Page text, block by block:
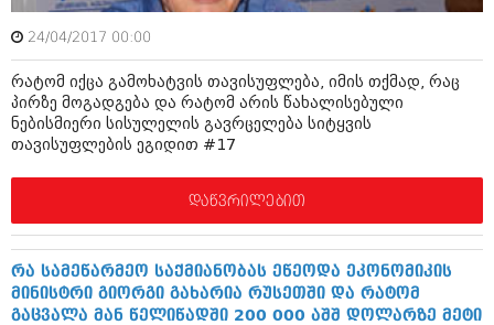
ოქტომბერი 2009 (382)
თებერვალი 0216 (1)
დეკემბერი 0215 (1)
ოქტომბერი 0215 (1)
აგვისტო 0215 (2)
აგვისტო 0212 (1)
ივნისი 0212 (2)
ნოემბერი 0201 (1)
24/04/2017 00:00
რატომ იქცა გამოხატვის თავისუფლება, იმის თქმად, რაც
პირზე მოგადგება და რატომ არის წახალისებული
ნებისმიერი სისულელის გავრცელება სიტყვის
თავისუფლების ეგიდით #17
დაწვრილებით
რა სამეწარმეო საქმიანობას ეწეოდა ეკონომიკის
მინისტრი გიორგი გახარია რუსეთში და რატომ
გაცვალა მან წელიწადში 200 000 აშშ დოლარზე მეტი